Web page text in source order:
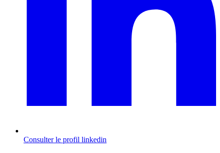
Consulter le profil linkedin